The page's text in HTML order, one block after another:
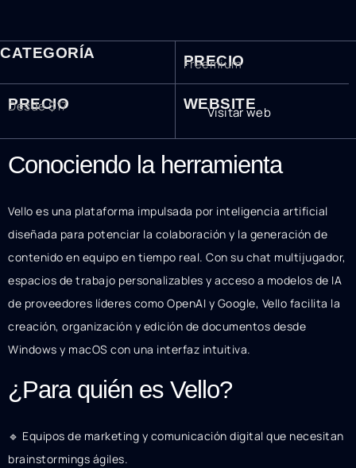
CATEGORÍA PRECIO
Freemium
PRECIO
Desde $17 WEBSITE
Visitar web
Conociendo la herramienta
Vello es una plataforma impulsada por inteligencia artificial
diseñada para potenciar la colaboración y la generación de
contenido en equipo en tiempo real. Con su chat multijugador,
espacios de trabajo personalizables y acceso a modelos de IA
de proveedores líderes como OpenAI y Google, Vello facilita la
creación, organización y edición de documentos desde
Windows y macOS con una interfaz intuitiva.
¿Para quién es Vello?
🔹 Equipos de marketing y comunicación digital que necesitan
brainstormings ágiles.